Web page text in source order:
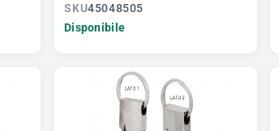
SKU45048505
Disponibile